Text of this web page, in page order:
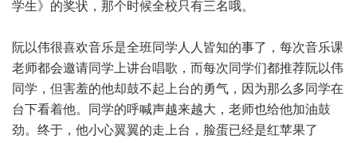
学生》的奖状，那个时候全校只有三名哦。
阮以伟很喜欢音乐是全班同学人人皆知的事了，每次音乐课
老师都会邀请同学上讲台唱歌，而每次同学们都推荐阮以伟
同学，但害羞的他却鼓不起上台的勇气，因为那么多同学在
台下看着他。同学的呼喊声越来越大，老师也给他加油鼓
劲。终于，他小心翼翼的走上台，脸蛋已经是红苹果了